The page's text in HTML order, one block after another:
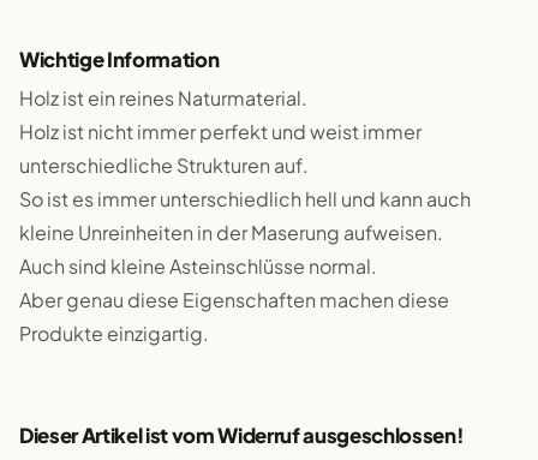
Wichtige Information
Holz ist ein reines Naturmaterial.
Holz ist nicht immer perfekt und weist immer
unterschiedliche Strukturen auf.
So ist es immer unterschiedlich hell und kann auch
kleine Unreinheiten in der Maserung aufweisen.
Auch sind kleine Asteinschlüsse normal.
Aber genau diese Eigenschaften machen diese
Produkte einzigartig.
Dieser Artikel ist vom Widerruf ausgeschlossen!